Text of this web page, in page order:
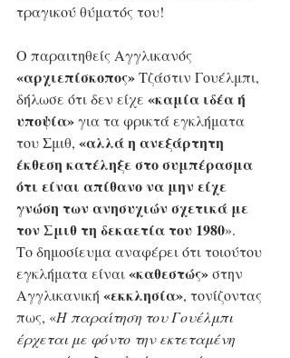
τραγικού θύματός του!
Ο παραιτηθείς Αγγλικανός
«αρχιεπίσκοπος» Τζάστιν Γουέλμπι,
δήλωσε ότι δεν είχε «καμία ιδέα ή
υποψία» για τα φρικτά εγκλήματα
του Σμιθ, «αλλά η ανεξάρτητη
έκθεση κατέληξε στο συμπέρασμα
ότι είναι απίθανο να μην είχε
γνώση των ανησυχιών σχετικά με
τον Σμιθ τη δεκαετία του 1980».
Το δημοσίευμα αναφέρει ότι τοιούτου
εγκλήματα είναι «καθεστώς» στην
Αγγλικανική «εκκλησία», τονίζοντας
πως, «Η παραίτηση του Γουέλμπι
έρχεται με φόντο την εκτεταμένη